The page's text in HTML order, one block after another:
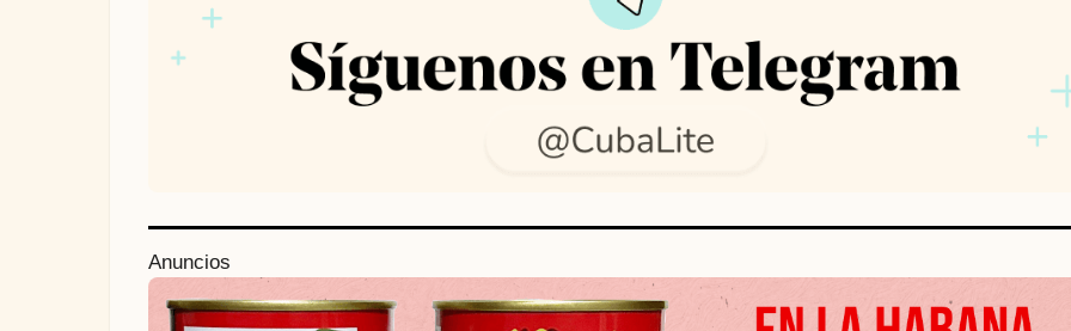
Anuncios
P
o